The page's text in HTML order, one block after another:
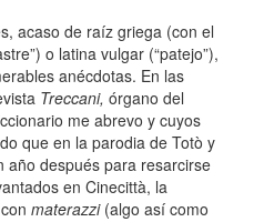
acaso de raíz griega (con el
o latina vulgar (“patejo”),
anécdotas. En las
Treccani, órgano del
me abrevo y cuyos
que en la parodia de Totò y
año después para resarcirse
en Cinecittà, la
materazzi(algo así como